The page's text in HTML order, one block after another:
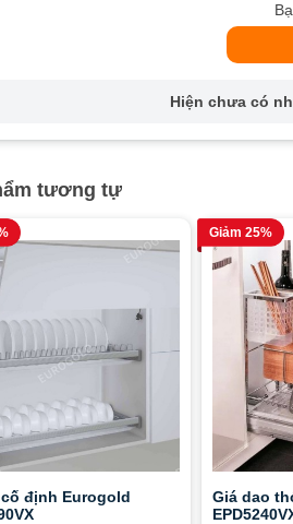
Hiện chưa có
tương tự
định Eurogold
Giảm 25%
Giá dao